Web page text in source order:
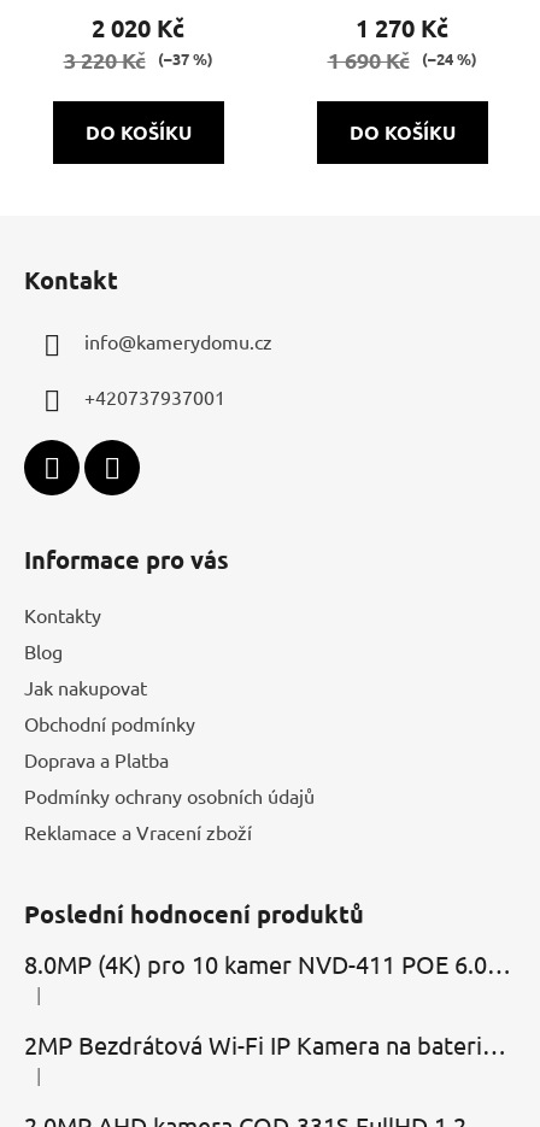
produktu
je
5
2 020 Kč
3 220 Kč (–37 %)
DO KOŠÍKU
1 270 Kč
1 690 Kč (–24 %)
DO KOŠÍKU
Kontakt
info@kamerydomu.cz
+420737937001
Informace pro vás
Kontakty
Blog
Jak nakupovat
Obchodní podmínky
Doprava a Platba
Podmínky ochrany osobních údajů
Reklamace a Vracení zboží
Poslední hodnocení produktů
8.0MP (4K) pro 10 kamer NVD-411 POE 6.0 Cloud
Hodnocení produktu je 5 z 5 hvězdiček.
|
2MP Bezdrátová Wi-Fi IP Kamera na baterie MBC-Cubic s mikrofonem, reproduktorem a slotem microSD
Hodnocení produktu je 2 z 5 hvězdiček.
|